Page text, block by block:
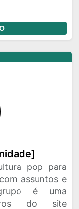
pop para
assuntos e
é uma
do site